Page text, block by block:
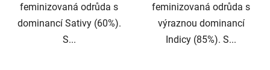
feminizovaná odrůda s
dominancí Sativy (60%).
S...
feminizovaná odrůda s
výraznou dominancí
Indicy (85%). S...